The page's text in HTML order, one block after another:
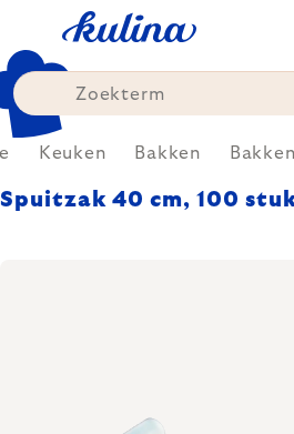
content
Keuken Bakken Bakken
Spuitzak 40 cm, 100